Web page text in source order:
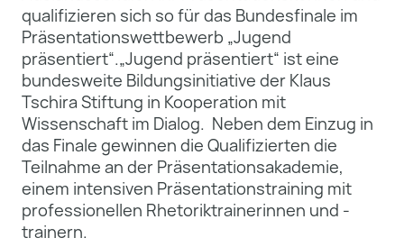
qualifizieren sich so für das Bundesfinale im
Präsentationswettbewerb „Jugend
präsentiert“.„Jugend präsentiert“ ist eine
bundesweite Bildungsinitiative der Klaus
Tschira Stiftung in Kooperation mit
Wissenschaft im Dialog. Neben dem Einzug in
das Finale gewinnen die Qualifizierten die
Teilnahme an der Präsentationsakademie,
einem intensiven Präsentationstraining mit
professionellen Rhetoriktrainerinnen und -
trainern.